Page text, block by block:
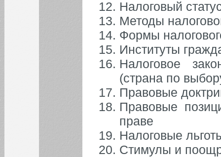
Налоговый
Методы
Формы
Институты
Налоговое
(страна по
Правовые
Правовые
праве
Налоговые
Стимулы и